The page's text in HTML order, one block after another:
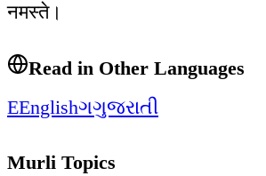
नमस्ते।
Read in Other Languages
EEnglishગગુજરાતી
Murli Topics